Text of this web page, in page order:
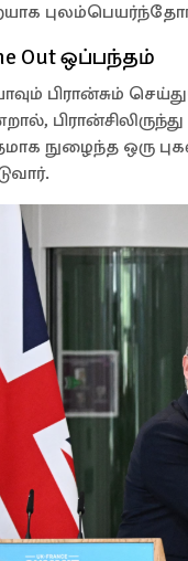
புலம்பெயர்ந்தோர்
Out ஒப்பந்தம்
பிரான்சும்
நுழைந்த ஒரு